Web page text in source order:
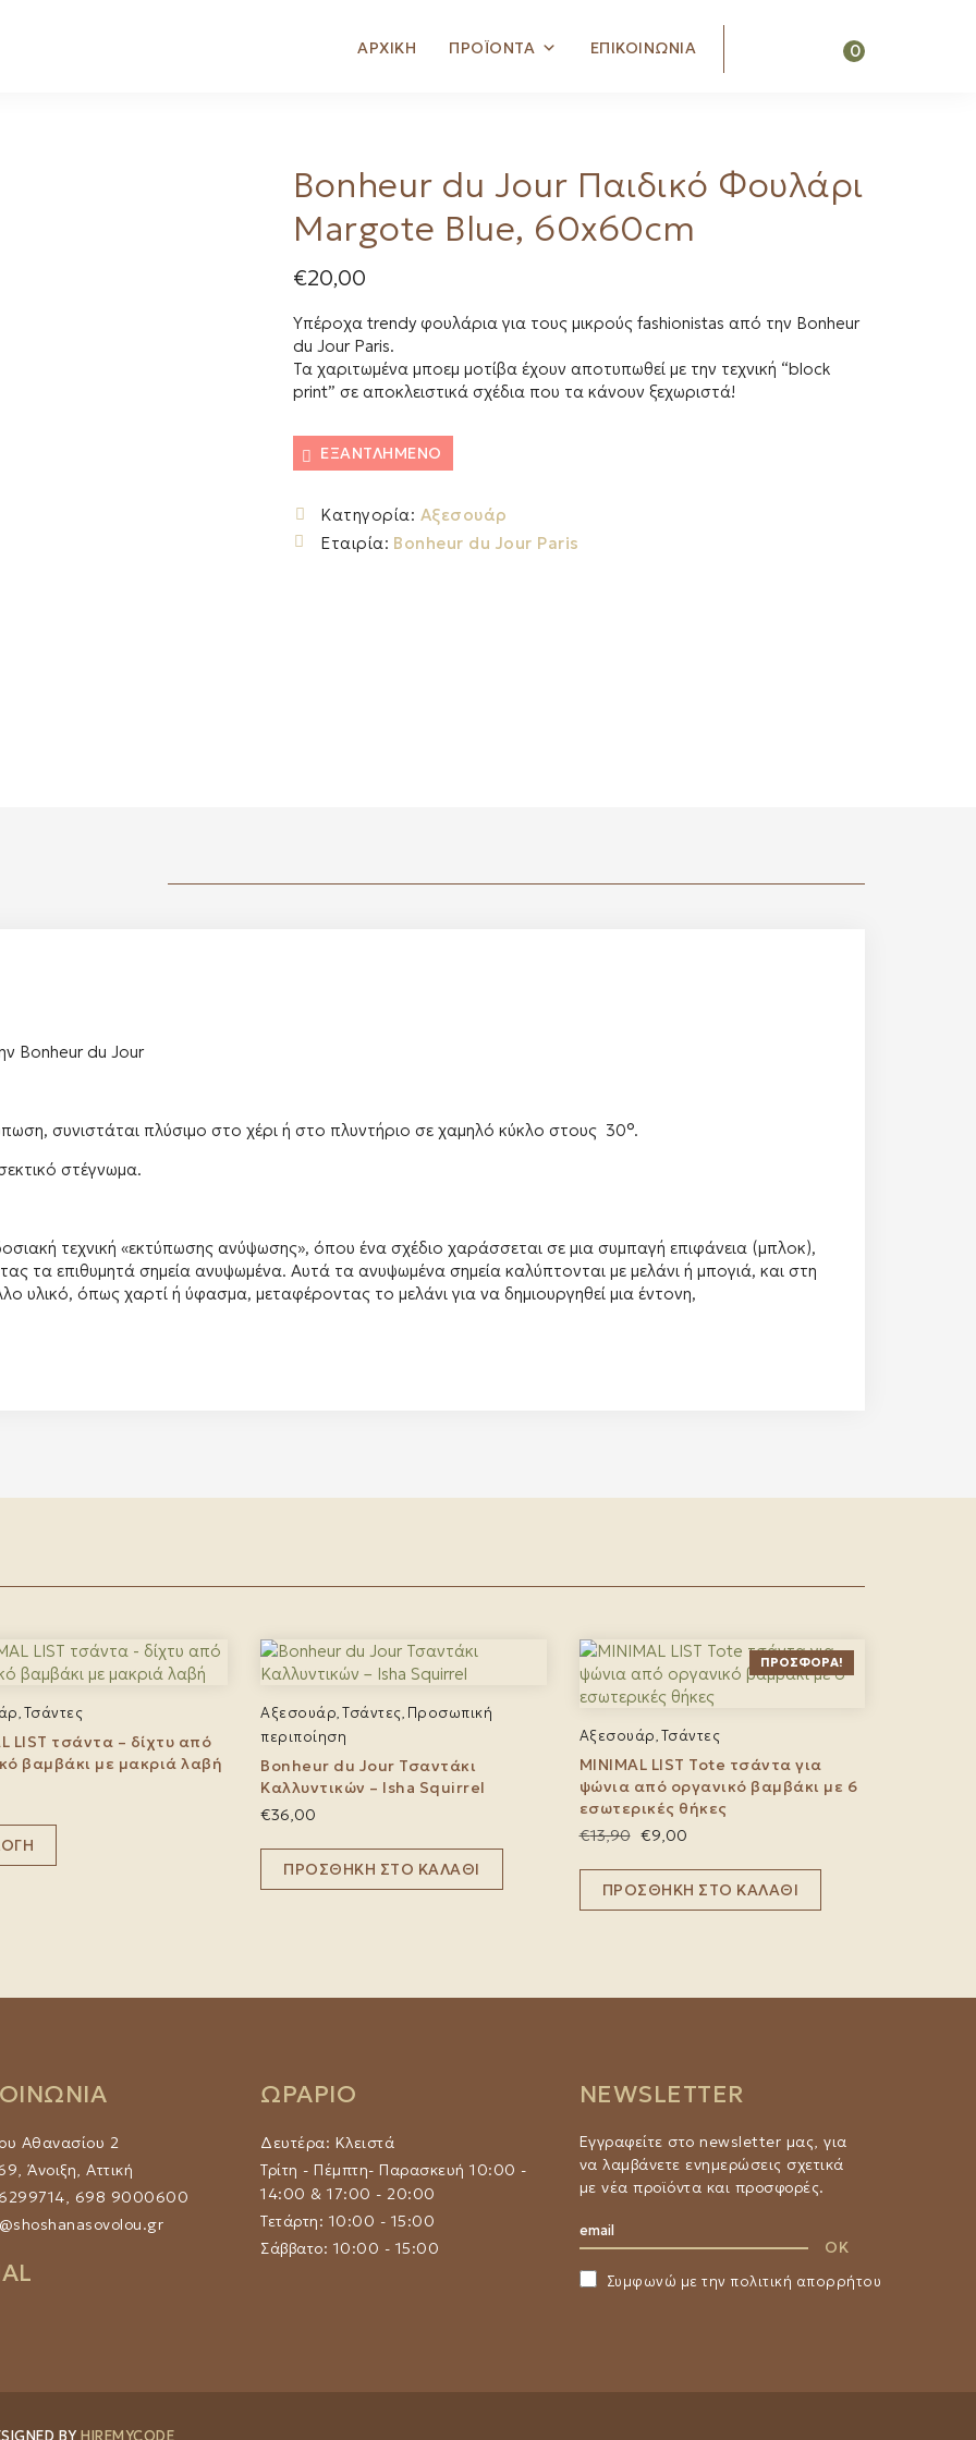
ΑΡΧΙΚΗ ΠΡΟΪΟΝΤΑ ΕΠΙΚΟΙΝΩΝΙΑ
Search
0
Bonheur du Jour Παιδικό Φουλάρι
Margote Blue, 60x60cm
€20,00
Υπέροχα trendy φουλάρια για τους μικρούς fashionistas από την Bonheur
du Jour Paris.
Τα χαριτωμένα μποεμ μοτίβα έχουν αποτυπωθεί με την τεχνική “block
print” σε αποκλειστικά σχέδια που τα κάνουν ξεχωριστά!
ΕΞΑΝΤΛΗΜΈΝΟ
Κατηγορία: Αξεσουάρ
Εταιρία: Bonheur du Jour Paris
Bonheur du Jour
συνιστάται πλύσιμο στο χέρι ή στο πλυντήριο σε χαμηλό κύκλο στους 30°.
στέγνωμα.
τεχνική «εκτύπωσης ανύψωσης», όπου ένα σχέδιο χαράσσεται σε μια συμπαγή επιφάνεια (μπλοκ),
τα επιθυμητά σημεία ανυψωμένα. Αυτά τα ανυψωμένα σημεία καλύπτονται με μελάνι ή μπογιά, και στη
υλικό, όπως χαρτί ή ύφασμα, μεταφέροντας το μελάνι για να δημιουργηθεί μια έντονη,
, Τσάντες
LIST τσάντα – δίχτυ από
βαμβάκι με μακριά λαβή
Αυτό
προϊόν
σελίδα
προϊόντος
Αξεσουάρ, Τσάντες, Προσωπική
περιποίηση
Bonheur du Jour Τσαντάκι
Καλλυντικών – Isha Squirrel
€36,00
ΠΡΟΣΘΉΚΗ ΣΤΟ ΚΑΛΆΘΙ
ΠΡΟΣΦΟΡΆ!
Αξεσουάρ, Τσάντες
MINIMAL LIST Tote τσάντα για
ψώνια από οργανικό βαμβάκι με 6
εσωτερικές θήκες
€13,90 Original
was:
€9,00Η
τιμή
ΠΡΟΣΘΉΚΗ ΣΤΟ ΚΑΛΆΘΙ
Αθανασίου 2
Άνοιξη, Αττική
698 9000600
ΩΡΑΡΙΟ
Δευτέρα: Κλειστά
Τρίτη - Πέμπτη- Παρασκευή 10:00 -
14:00 & 17:00 - 20:00
Τετάρτη: 10:00 - 15:00
Σάββατο: 10:00 - 15:00
NEWSLETTER
Εγγραφείτε στο newsletter μας, για
να λαμβάνετε ενημερώσεις σχετικά
με νέα προϊόντα και προσφορές.
Συμφωνώ με την πολιτική απορρήτου
BY HIREMYCODE